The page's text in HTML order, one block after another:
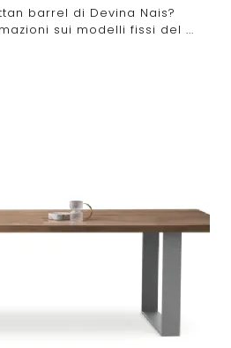
barrel di Devina Nais?
sui modelli fissi del ...